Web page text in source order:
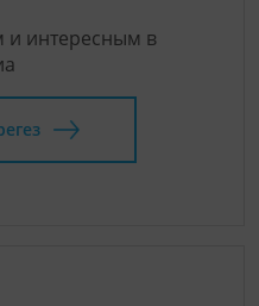
и интересным в